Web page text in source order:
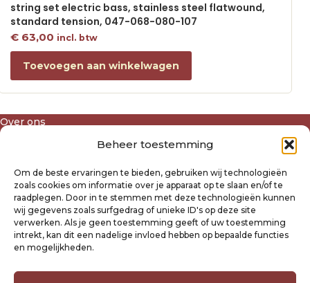
Beheer toestemming
Om de beste ervaringen te bieden, gebruiken wij technologieën
zoals cookies om informatie over je apparaat op te slaan en/of te
raadplegen. Door in te stemmen met deze technologieën kunnen
wij gegevens zoals surfgedrag of unieke ID's op deze site
verwerken. Als je geen toestemming geeft of uw toestemming
intrekt, kan dit een nadelige invloed hebben op bepaalde functies
en mogelijkheden.
string set electric bass, stainless steel flatwound,
standard tension, 047-068-080-107
€63,00 incl. btw
Toevoegen aan winkelwagen
Over ons
Algemene voorwaarden
Privacyverklaring Raysland
Cookiebeleid
Mijn account
Klantenservice
Contact
Verzending- en retourbeleid